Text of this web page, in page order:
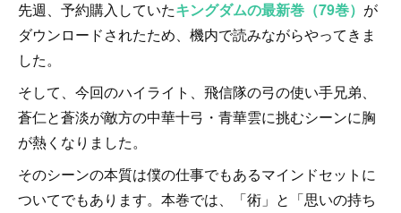
先週、予約購入していたキングダムの最新巻（79巻） が
ダウンロードされたため、機内で読みながらやってきま
した。
そして、今回のハイライト、飛信隊の弓の使い手兄弟、
蒼仁と蒼淡が敵方の中華十弓・青華雲に挑むシーンに胸
が熱くなりました。
そのシーンの本質は僕の仕事でもあるマインドセットに
ついてでもあります。本巻では、「術」と「思いの持ち